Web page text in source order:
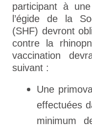
participant à
l’égide de la
(SHF) devront
contre la
vaccination
suivant :
Une
effectuées
minimum